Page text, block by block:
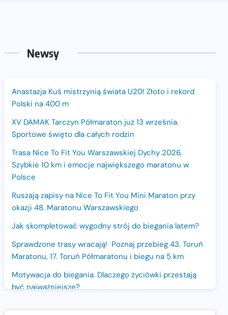
Newsy
Anastazja Kuś mistrzynią świata U20! Złoto i rekord
Polski na 400 m
XV DAMAK Tarczyn Półmaraton już 13 września.
Sportowe święto dla całych rodzin
Trasa Nice To Fit You Warszawskiej Dychy 2026.
Szybkie 10 km i emocje największego maratonu w
Polsce
Ruszają zapisy na Nice To Fit You Mini Maraton przy
okazji 48. Maratonu Warszawskiego
Jak skompletować wygodny strój do biegania latem?
Sprawdzone trasy wracają! Poznaj przebieg 43. Toruń
Maratonu, 17. Toruń Półmaratonu i biegu na 5 km
Motywacja do biegania. Dlaczego życiówki przestają
być najważniejsze?